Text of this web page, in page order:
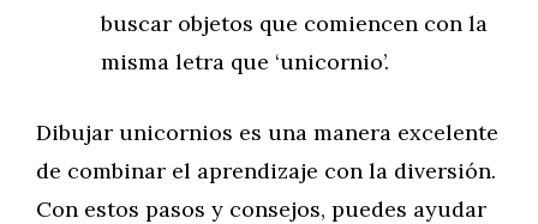
buscar objetos que comiencen con la
misma letra que ‘unicornio’.
Dibujar unicornios es una manera excelente
de combinar el aprendizaje con la diversión.
Con estos pasos y consejos, puedes ayudar